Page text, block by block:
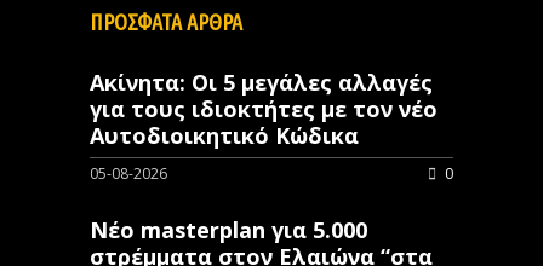
ΠΡΟΣΦΑΤΑ ΑΡΘΡΑ
Ακίνητα: Οι 5 μεγάλες αλλαγές
για τους ιδιοκτήτες με τον νέο
Αυτοδιοικητικό Κώδικα
05-08-2026 0
Νέο masterplan για 5.000
στρέμματα στον Ελαιώνα “στα